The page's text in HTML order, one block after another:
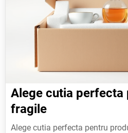
Alege cutia perfecta
fragile
Alege cutia perfecta pentru produse fragile Ce tip de ambalaje sunt potrivite pentru produse fragile?Criterii esențiale la alegerea cutiei: grosimea, materialul și designulCum să protejezi produsele fragile în timpul transportului și depozităriiSoluții inovatoare pentru ambalaje personalizate și sigilare eficientăErorile comune la alegerea ambalajelor și cum să le eviți Ce tip de ambalaje sunt potrivite pentru produse fragile? Alegerea unei ambalaje potrivite pentru produse fragile este esențială pentru prevenirea deteriorării în timpul transportului. Materialul principal trebuie să ofere protecție maximă împotriva impacturilor, cutremurelor și compresiei. Ambalajele din polistiren expandat (EPS) sunt o opțiune populară, deoarece oferă un amortizor eficient împotriva șocurilor mecanice.Pentru produse mai mari sau fragile, se pot folosi cutii din carton ondulat, cu straturi suplimentare de protecție. Acestea pot fi completate cu inserturi din material EVA, spumă termoplastice sau învelitori din film de bule pentru o protecție adițională. În plus, utilizarea ambalajelor sustenabile este un trend în creștere, cu opțiuni din materiale biodegradabile sau reciclabile care nu compromit calitatea protecției.O altă considerație importantă este structura internă a ambalajului. Elemente precum divizoare din spumă, inserțiuni personalizate sau perne de umplutură pot preveni mișcarea produselor în interiorul cutiei, reducând riscul de deteriorare. În cazul obiectelor foarte fragile, se recomandă utilizarea unor ambalaje cu capacitate redusă, care să împiedice orice contact între produse.În plus, este important să se aibă în vedere metodele de închidere. Tapes rezistente și flanșe consolidate asigură o siguranță sporită împotriva deschiderii accidentale în timpul transportului. Pentru produse extrem de valoroase, se pot folosi ambalaje cu lacuri de protecție termică sau învelitori din material anti-șoc.Tip ambalajAvantajeDezavantajePolistiren expandat (EPS)Cu greutate mică, protecție excelentă împotriva șocurilorNu este biodegradabil, poate fi costisitor în producțieCarton ondulat cu spumă EVABună rezistență mecanică și adaptabilitate la forme complexePot necesita mai mult spațiu de stocareAmbalaje din materiale biodegradabileEcologic friendly, potrivit pentru branduri eco-conștienteDurabilitatea poate fi inferioară în comparație cu plăsticiiPentru a asigura protecția maximă, se recomandă combinarea mai multor materiale și teste de impact. De exemplu, o cutie din carton ondulat cu inserturi EVA și un film de bule poate oferi rezistență la șocuri multiple. În plus, folosirea unor tehnologii moderne, precum simularea digitală a transportului, permite identificarea potențialelor puncte slabe în designul ambalajului.În concluzie, alegerea unei ambalaje adecvate pentru produse fragile implică evaluarea materialului, structurii interne și a metodelor de închidere. Combinarea acestor elemente cu o atenție sporită la durabilitatea și sustenabilitatea poate duce la soluții eficiente, adaptabile nevoilor specifice ale fiecărui produs.Criterii esențiale la alegerea cutiei: grosimea, materialul și designul Când vine vorba de protecția produselor fragile în timpul transportului, alegerea unei cutii adecvate este esențială. Criteriile care influențează eficacitatea ambalajului includ grosimea, materialul și designul cutiei. Aceste elemente trebuie analizate cu atenție pentru a asigura că produsele ajung la destinatar în condiții optimale.Grosimea cutiei reprezintă prima barieră împotriva impacturilor și vibrațiilor. Cutiile mai groase oferă o protecție sporită, dar este important să se echilibreze această caracteristică cu greutatea totală a ambalajului. O cutie prea groasă poate adăuga costuri suplimentare de transport și poate reduce eficiența logisticii. Pentru produse extrem de fragile, este recomandat să se aleagă o grosime minimă de 5 mm, în funcție de dimensiunile și greutatea produsului.Materialul cutiei are un impact direct asupra rezistenței la șocuri și a durabilității. Cele mai comune opțiuni includ cartonul ondulat, plăcile de polipropilenă, materialul termoplast sau lemnul tratat. Cartonul ondulat este o alegere populară datorită ușurinței și costului redus, dar poate fi insuficient pentru produsele foarte fragile. Materialul termoplast oferă rezistență superioară și are proprietăți anti-umiditate, ceea ce îl face ideal pentru produsele care necesită o ambalare specializată.Designul cutiei trebuie să fie adaptat nu doar la dimensiunile produsului, ci și la modul în care se va transporta. Cutiile cu margini rotunjite reduc riscul de rănire a produselor, în timp ce cele cu margini ascuțite pot crea zone vulnerabile. Este important să existe spațiu suficient între produs și pereții cutiei pentru a permite amortizarea impacturilor. Unele cutii includ înălțime variabilă sau compartimente pentru a asigura o fixare stabilă a produsului.În plus, se poate adăuga un strat de protecție suplimentar, cum ar fi folia de polietilenă sau plicuri de spumă. Acestea pot preveni ruperile cauzate de umiditate și oferă o amortizare suplimentară în timpul transportului. Este important să se asigure că produsul este complet acoperit, fără zone expuse.În concluzie, alegerea unei cutii potrivite pentru produse fragile implică o analiză detaliată a grosimii, materialului și designului. O combinație corectă dintre aceste elemente poate asigura protecția maximă în transport, reducând riscul de deteriorare. Pentru mai multe informații despre cum să optimizați ambalajul pentru afaceri, consultați Ambalare Afaceri și descoperiți cele mai bune practici din industrie.Cum să protejezi produsele fragile în timpul transportului și depozitării Protejarea produselor fragile în timpul transportului și depozitării este esențială pentru a preveni deteriorările, pierderile sau costurile asociate cu reambalajele. Alegerea unei cutii adecvate nu este doar o chestiune de practică, ci o decizie strategică care poate influența siguranța produsului și satisfacția clientului. În 2026, tehnologiile moderne și materialele inovatoare oferă soluții eficiente pentru a asigura protecția maximă.Prima etapă este să analizezi nevoile specifice ale produsului. De exemplu, o cutie pentru un obiect fragil ca un recipient de sticlă trebuie să fie diferită de cea pentru un dispozitiv electronic cu componente delicate. Materialele de ambalare joacă un rol critic: cartonul ondulat este popular datorită rezistenței sale, dar poate fi înlocuit cu materiale biodegradabile sau reciclabile pentru a răspunde cerințelor ecologice actuale.Dimensiunea cutiei trebuie să fie potrivită cu produsul. O cutie prea mare permite mișcarea liberă, iar una prea mică poate cauza deformări sau spargeri. Alege o dimensiune care lasă spațiu suficient pentru umplere, dar nu excesiv. În 2026, multe companii folosesc software-uri de simulare pentru a determina cea mai eficientă dimensiune și structură.În ceea ce privește umplerea cutiei, există mai multe opțiuni: perne de spumă, mătase de balon, părute de carton sau umpluturi din materiale biodegradabile. Pentru produse extrem de fragile, combinația dintre două tipuri de umplere poate oferi protecție suplimentară. De exemplu, pernele de spumă pot fi completate cu părute pentru a absorbi șocurile.O altă practică esențială este folosirea divizorilor interni. Acestea pot fi fabricate din carton ondulat, plastic sau materiale flexible și previn contactul între produse. În cazul ambalajelor